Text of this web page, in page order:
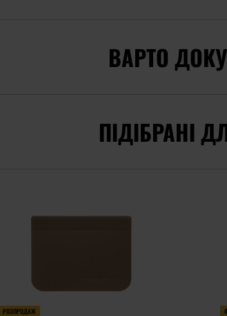
ВАРТО
ПІДІБРАНІ
РОЗПРОДАЖ